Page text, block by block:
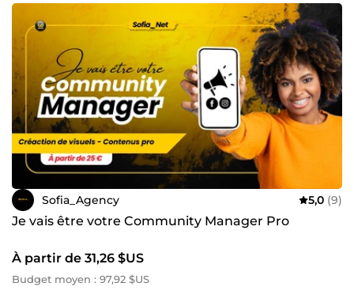
24h/24 7j/7j pour répondre à vos besoins. 💬 N'hésitez pas
à me contacter pour discuter de votre projet ou poser vos
questions avant de passer commande.
Sofia_Agency 5,0 (9)
Je vais être votre Community Manager Pro
À partir de 31,26 $US
Budget moyen : 97,92 $US